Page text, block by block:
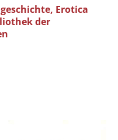
Erotica
der